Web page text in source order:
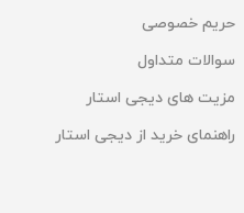
حریم خصوصی
سوالات متداول
مزیت های دیجی استار
راهنمای خرید از دیجی استار